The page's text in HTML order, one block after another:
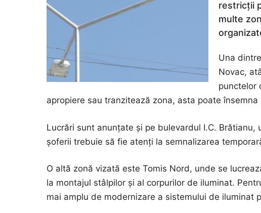
restricții
multe
Una
Novac,
punctelor
apropiere sau tranzitează zona, asta poate
Lucrări sunt anunțate și pe bulevardul I.C.
șoferii trebuie să fie atenți la semnalizarea
O altă zonă vizată este Tomis Nord, unde se
la montajul stâlpilor și al corpurilor de iluminat.
mai amplu de modernizare a sistemului de iluminat